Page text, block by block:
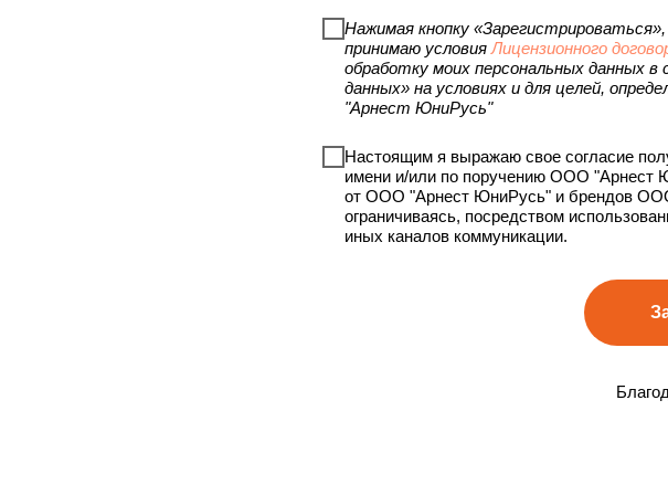
Нажимая кнопку
принимаю условия Лицензионного
обработку моих персональных данных
данных» на условиях и для целей,
"Арнест ЮниРусь"
Настоящим я выражаю свое согласие
имени и/или по поручению ООО "Арнест
от ООО "Арнест ЮниРусь" и брендов
ограничиваясь, посредством
иных каналов коммуникации.